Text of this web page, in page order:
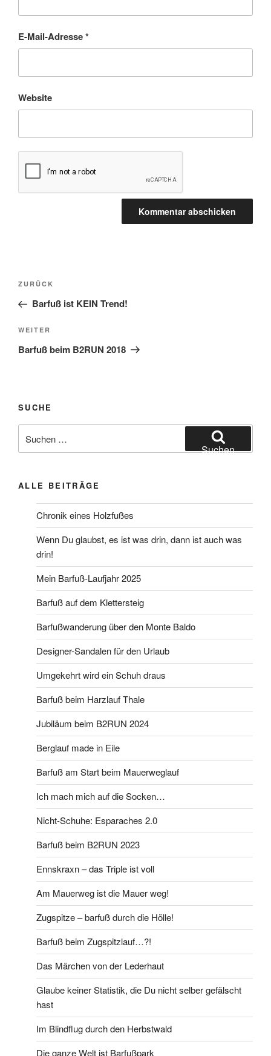
E-Mail-Adresse*
Website
Beitragsnavigation
Vorheriger
Beitrag
ZURÜCK
Barfuß ist KEIN Trend!
Nächster
Beitrag
WEITER
Barfuß beim B2RUN 2018
SUCHE
nach:
Suchen
ALLE BEITRÄGE
Chronik eines Holzfußes
Wenn Du glaubst, es ist was drin, dann ist auch was
drin!
Mein Barfuß-Laufjahr 2025
Barfuß auf dem Klettersteig
Barfußwanderung über den Monte Baldo
Designer-Sandalen für den Urlaub
Umgekehrt wird ein Schuh draus
Barfuß beim Harzlauf Thale
Jubiläum beim B2RUN 2024
Berglauf made in Eile
Barfuß am Start beim Mauerweglauf
Ich mach mich auf die Socken…
Nicht-Schuhe: Esparaches 2.0
Barfuß beim B2RUN 2023
Ennskraxn – das Triple ist voll
Am Mauerweg ist die Mauer weg!
Zugspitze – barfuß durch die Hölle!
Barfuß beim Zugspitzlauf…?!
Das Märchen von der Lederhaut
Glaube keiner Statistik, die Du nicht selber gefälscht
hast
Im Blindflug durch den Herbstwald
Die ganze Welt ist Barfußpark